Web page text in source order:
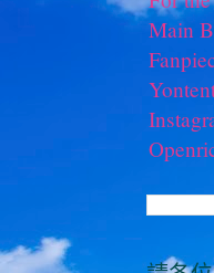
Main